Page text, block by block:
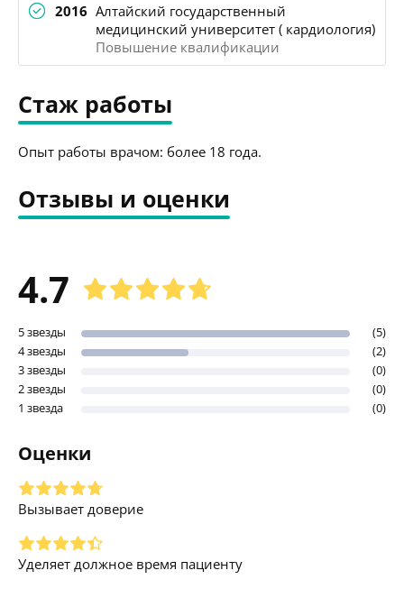
2016 Алтайский государственный
медицинский университет ( кардиология)
Повышение квалификации
Стаж работы
Опыт работы врачом: более 18 года.
Отзывы и оценки
4.7
5 звезды
(5)
4 звезды
(2)
3 звезды
(0)
2 звезды
(0)
1 звезда
(0)
Оценки
Вызывает доверие
Уделяет должное время пациенту